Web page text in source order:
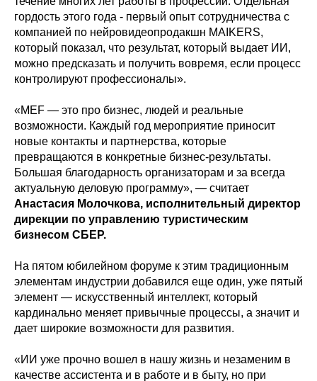
гордость этого года - первый опыт сотрудничества с
компанией по нейровидеопродакшн MAIKERS,
который показал, что результат, который выдает ИИ,
можно предсказать и получить вовремя, если процесс
контролируют профессионалы».
«MEF — это про бизнес, людей и реальные
возможности. Каждый год мероприятие приносит
новые контакты и партнерства, которые
превращаются в конкретные бизнес‑результаты.
Большая благодарность организаторам и за всегда
актуальную деловую программу», — считает
Анастасия Молочкова, исполнительный директор
дирекции по управлению туристическим
бизнесом СБЕР.
На пятом юбилейном форуме к этим традиционным
элементам индустрии добавился еще один, уже пятый
элемент — искусственный интеллект, который
кардинально меняет привычные процессы, а значит и
дает широкие возможности для развития.
«ИИ уже прочно вошел в нашу жизнь и незаменим в
качестве ассистента и в работе и в быту, но при